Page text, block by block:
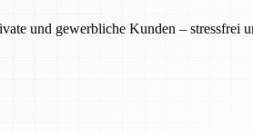
und gewerbliche Kunden – stressfrei